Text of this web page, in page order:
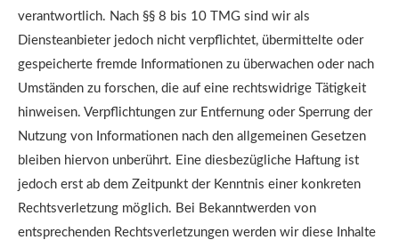
verantwortlich. Nach §§ 8 bis 10 TMG sind wir als
Diensteanbieter jedoch nicht verpflichtet, übermittelte oder
gespeicherte fremde Informationen zu überwachen oder nach
Umständen zu forschen, die auf eine rechtswidrige Tätigkeit
hinweisen. Verpflichtungen zur Entfernung oder Sperrung der
Nutzung von Informationen nach den allgemeinen Gesetzen
bleiben hiervon unberührt. Eine diesbezügliche Haftung ist
jedoch erst ab dem Zeitpunkt der Kenntnis einer konkreten
Rechtsverletzung möglich. Bei Bekanntwerden von
entsprechenden Rechtsverletzungen werden wir diese Inhalte